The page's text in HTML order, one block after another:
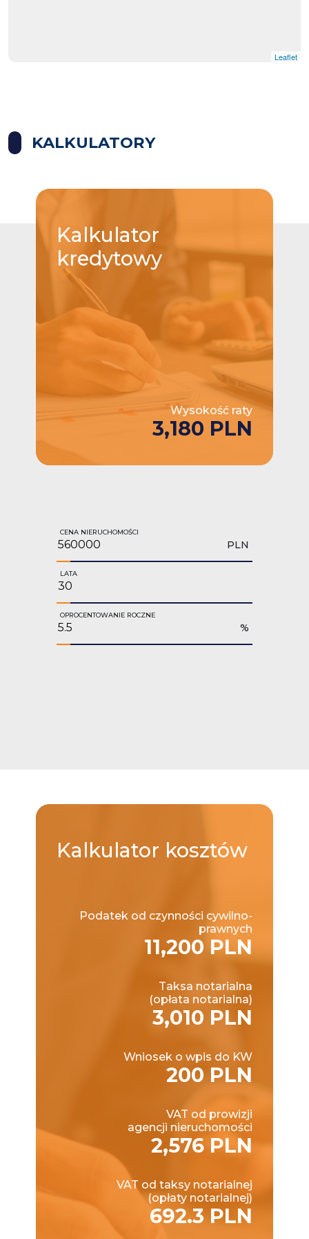
Leaflet
KALKULATORY
Kalkulator
kredytowy
Wysokość raty
3,180 PLN
CENA NIERUCHOMOŚCI
PLN
LATA
OPROCENTOWANIE ROCZNE
%
Kalkulator kosztów
Podatek od czynności cywilno-
prawnych
11,200 PLN
Taksa notarialna
(opłata notarialna)
3,010 PLN
Wniosek o wpis do KW
200 PLN
VAT od prowizji
agencji nieruchomości
2,576 PLN
VAT od taksy notarialnej
(opłaty notarialnej)
692.3 PLN